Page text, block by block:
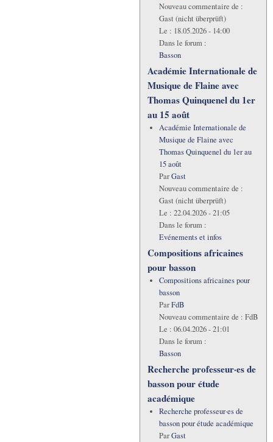
Nouveau commentaire de :
Gast (nicht überprüft)
Le : 18.05.2026 - 14:00
Dans le forum :
Basson
Académie Internationale de
Musique de Flaine avec
Thomas Quinquenel du 1er
au 15 août
Académie Internationale de
Musique de Flaine avec
Thomas Quinquenel du 1er au
15 août
ParGast
Nouveau commentaire de :
Gast (nicht überprüft)
Le : 22.04.2026 - 21:05
Dans le forum :
Evénements et infos
Compositions africaines
pour basson
Compositions africaines pour
basson
ParFdB
Nouveau commentaire de : FdB
Le : 06.04.2026 - 21:01
Dans le forum :
Basson
Recherche professeur·es de
basson pour étude
académique
Recherche professeur·es de
basson pour étude académique
ParGast